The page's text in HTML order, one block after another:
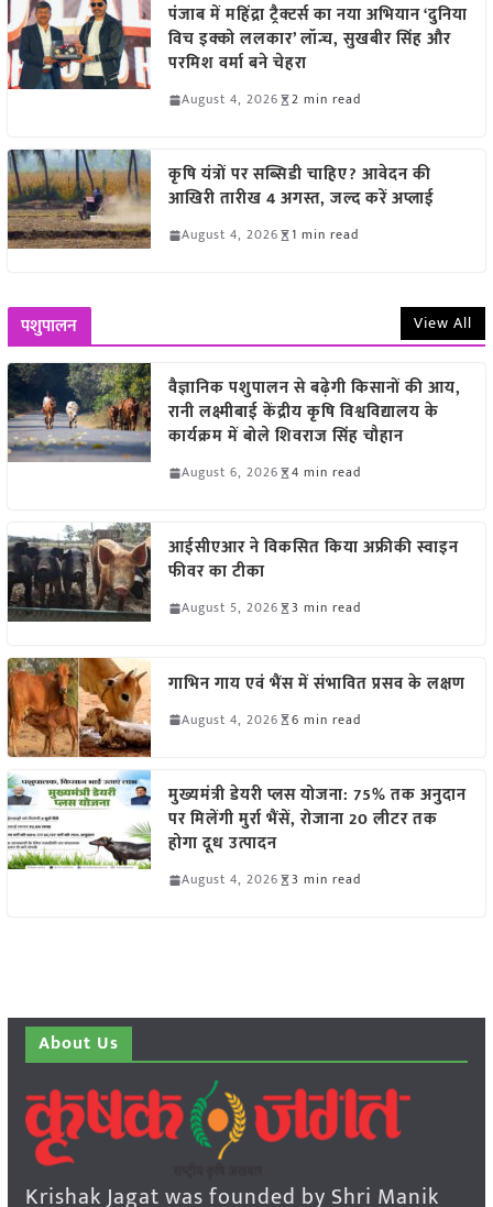
पंजाब में महिंद्रा ट्रैक्टर्स का नया अभियान ‘दुनिया
विच इक्को ललकार’ लॉन्च, सुखबीर सिंह और
परमिश वर्मा बने चेहरा
August 4, 2026 2 min read
कृषि यंत्रों पर सब्सिडी चाहिए? आवेदन की
आखिरी तारीख 4 अगस्त, जल्द करें अप्लाई
August 4, 2026 1 min read
पशुपालन View All
वैज्ञानिक पशुपालन से बढ़ेगी किसानों की आय,
रानी लक्ष्मीबाई केंद्रीय कृषि विश्वविद्यालय के
कार्यक्रम में बोले शिवराज सिंह चौहान
August 6, 2026 4 min read
आईसीएआर ने विकसित किया अफ्रीकी स्वाइन
फीवर का टीका
August 5, 2026 3 min read
गाभिन गाय एवं भैंस में संभावित प्रसव के लक्षण
August 4, 2026 6 min read
मुख्यमंत्री डेयरी प्लस योजना: 75% तक अनुदान
पर मिलेंगी मुर्रा भैंसें, रोजाना 20 लीटर तक
होगा दूध उत्पादन
August 4, 2026 3 min read
About Us
Krishak Jagat was founded by Shri Manik